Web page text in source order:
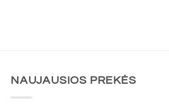
NAUJAUSIOS PREKĖS